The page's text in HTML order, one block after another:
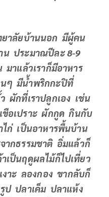
าลัยบ้านนอก มีผู้คน
น ประมาณปีละ 8-9
าแล้วเราก็มีอาหาร
ๆ มีน้ำพริกกะปิที่
ผักที่เราปลูกเอง เช่น
อเปราะ ผักกูด กินกับ
ก่ เป็นอาหารพื้นบ้าน
ากธรรมชาติ อิ่มแล้วก็
เป็นฤดูผลไม้ก็ไปเที่ยว
าะ ลองกอง ขากลับก็
ป ปลาเค็ม ปลาแห้ง